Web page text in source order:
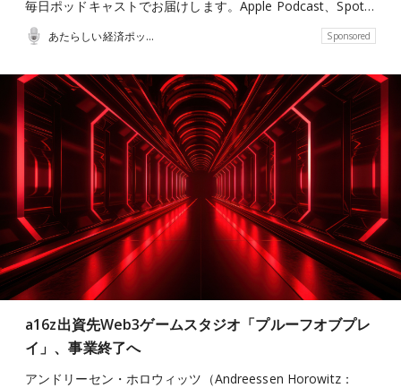
毎日ポッドキャストでお届けします。Apple Podcast、Spot…
あたらしい経済ポッドキャスト Sponsored
a16z出資先Web3ゲームスタジオ「プルーフオブプレ
イ」、事業終了へ
アンドリーセン・ホロウィッツ（Andreessen Horowitz：